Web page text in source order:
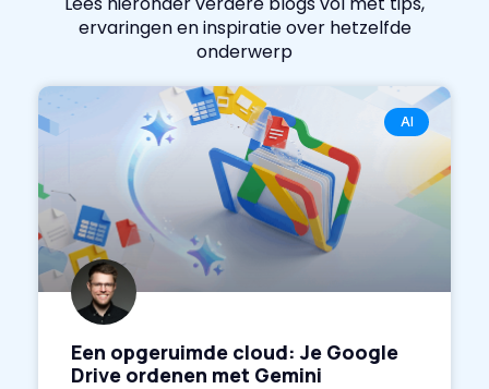
ervaringen en inspiratie over hetzelfde
onderwerp
AI
Een opgeruimde cloud: Je Google
Drive ordenen met Gemini